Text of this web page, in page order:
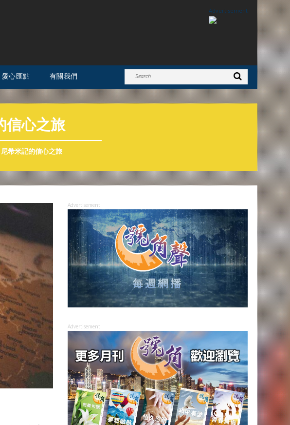
Advertisement
愛心匯點 有關我們
信心之旅
希米記的信心之旅
Advertisement
Advertisement